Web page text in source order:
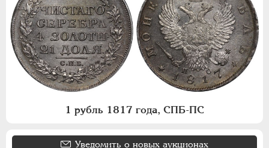
1 рубль 1817 года, СПБ-ПС
Уведомить о новых аукционах